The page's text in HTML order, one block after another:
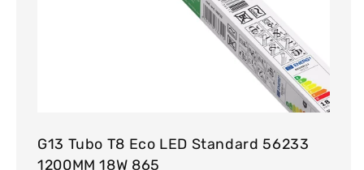
G13 Tubo T8 Eco LED Standard 56233
1200MM 18W 865